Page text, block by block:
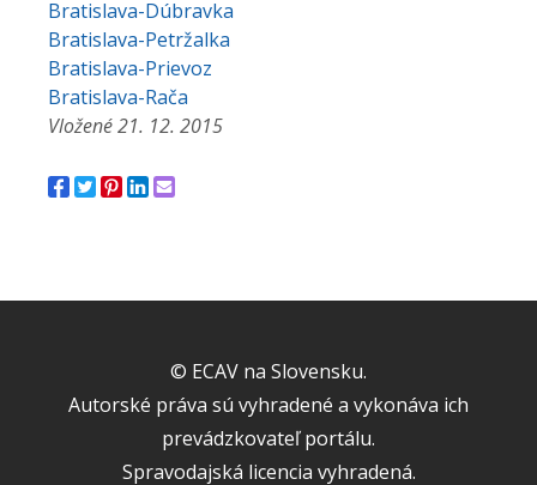
Bratislava-Dúbravka
Bratislava-Petržalka
Bratislava-Prievoz
Bratislava-Rača
Vložené 21. 12. 2015
© ECAV na Slovensku.
Autorské práva sú vyhradené a vykonáva ich
prevádzkovateľ portálu.
Spravodajská licencia vyhradená.